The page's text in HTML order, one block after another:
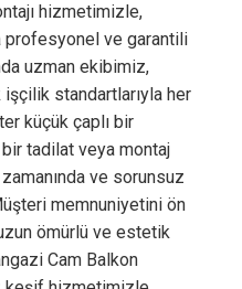
hizmetimizle,
profesyonel ve garantili
uzman ekibimiz,
standartlarıyla her
küçük çaplı bir
tadilat veya montaj
ve sorunsuz
memnuniyetini ön
ömürlü ve estetik
Cam Balkon